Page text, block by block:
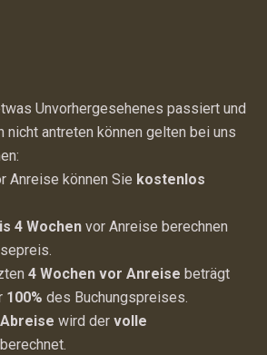
Unvorhergesehenes passiert und
nicht antreten können gelten bei uns
Anreise können Sie kostenlos
4 Wochen vor Anreise berechnen
4 Wochen vor Anreise beträgt
100% des Buchungspreises.
wird dervolle
berechnet.